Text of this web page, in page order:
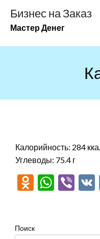
содержимому
Бизнес на Заказ
Мастер Денег
Калорийность: 284
Углеводы: 75.4 г
Поиск